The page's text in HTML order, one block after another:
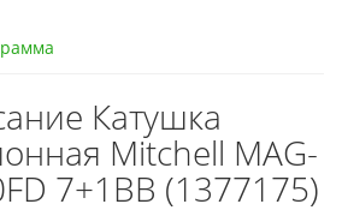
Катушка
Mitchell MAG-
7+1BB (1377175)